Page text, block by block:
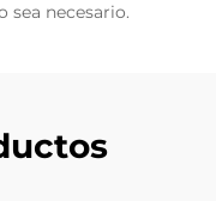
sea necesario.